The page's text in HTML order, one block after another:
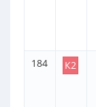
184 К2